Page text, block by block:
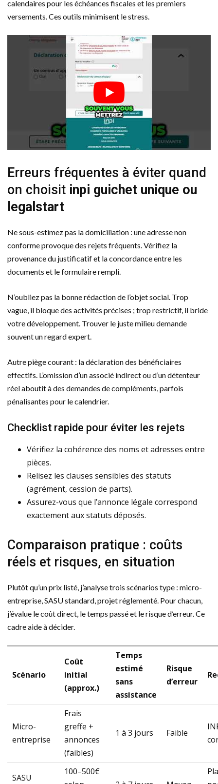
calendaires pour les échéances fiscales et les premiers
versements. Ces outils minimisent le stress.
Erreurs fréquentes à éviter quand
on choisit inpi guichet unique ou
legalstart
Ne sous-estimez pas la domiciliation : une adresse non
conforme provoque des rejets fréquents. Vérifiez la
provenance du justificatif et la concordance entre les
documents et le formulaire rempli.
N’oubliez pas la bonne rédaction de l’objet social. Trop
vague, il bloque des activités précises ; trop restrictif, il bride
votre développement. Trouver le juste milieu demande
souvent un regard expert.
Autre piège courant : la déclaration des bénéficiaires
effectifs. L’omission d’un associé indirect ou d’un détenteur
réel aboutit à des demandes de compléments, parfois
pénalisantes pour le calendrier.
Checklist rapide pour éviter les rejets
Vérifiez la cohérence des noms et adresses entre
pièces.
Relisez les clauses sensibles des statuts
(agrément, cession de parts).
Assurez-vous que l’annonce légale correspond
exactement aux statuts déposés.
Comparaison pratique : coûts
réels et risques, en situation
Plutôt qu’un prix listé, j’analyse trois scénarios type : micro-
entreprise, SASU standard, projet réglementé. Pour chacun,
j’évalue le coût direct, le temps passé et le risque d’erreur. Ce
cadre aide à décider.
Scénario
Coût
initial
(approx.)
Temps
estimé
sans
assistance
Risque
d’erreur
Micro-
entreprise
Frais
greffe +
annonces
(faibles)
1 à 3 jours Faible
SASU
100–500€